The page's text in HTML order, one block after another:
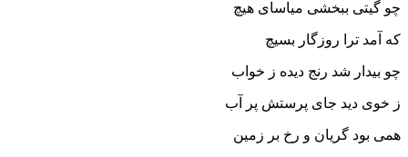
چو گیتى ببخشى میاساى هیچ
که آمد ترا روزگار بسیچ‏
چو بیدار شد رنج دیده ز خواب
ز خوى دید جاى پرستش پر آب‏
همى بود گریان و رخ بر زمین